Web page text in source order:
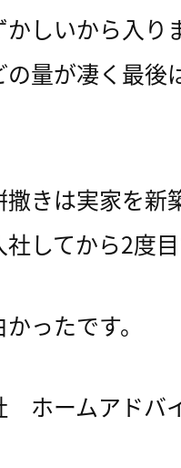
しいから入り
の量が凄く最後
きは実家を新
してから2度目
ったです。
ホームアドバ